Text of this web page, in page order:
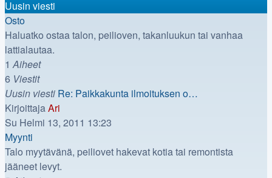
Uusin viesti
Osto
Haluatko ostaa talon, peilioven, takanluukun tai vanhaa
lattialautaa.
1Aiheet
6 Viestit
Uusin viesti Re: Paikkakunta ilmoituksen o…
KirjoittajaAri
uusin
Su Helmi 13, 2011 13:23
Myynti
Talo myytävänä, peiliovet hakevat kotia tai remontista
jääneet levyt.